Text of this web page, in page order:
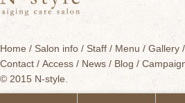
Home Salon info Staff Menu Gallery
Contact
Access News Blog
© 2015 N-style.